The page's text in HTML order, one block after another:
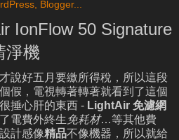
IonFlow 50 Signature
淨機
說好五月要繳所得稅，所以這段
假，電視轉著轉著就看到了這個
捶心肝的東西 - LightAir 免濾網
電費外終生免耗材…等其他費
計感像精品不像機器，所以就給